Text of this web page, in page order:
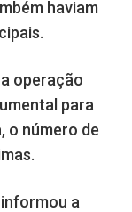
haviam
operação
para
o número de
a